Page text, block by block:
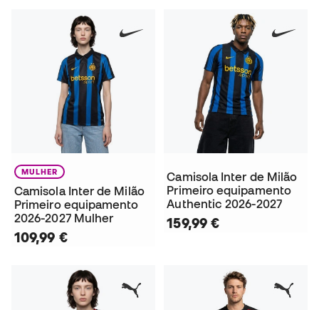
MULHER
Camisola Inter de Milão
Primeiro equipamento
2026-2027 Mulher
109,99 €
Camisola Inter de Milão
Primeiro equipamento
Authentic 2026-2027
159,99 €